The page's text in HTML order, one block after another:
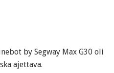
by Segway Max G30 oli
ajettava.